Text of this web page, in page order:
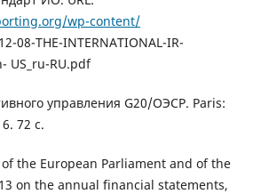
wp-content/
08-THE-INTERNATIONAL-IR-
US_ru-RU.pdf
управления G20/ОЭСР. Paris:
72 с.
the European Parliament and of the
on the annual financial statements,